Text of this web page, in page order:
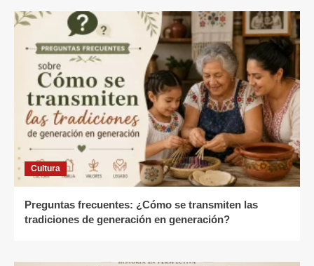
Cultura
Preguntas frecuentes: ¿Cómo se transmiten las
tradiciones de generación en generación?